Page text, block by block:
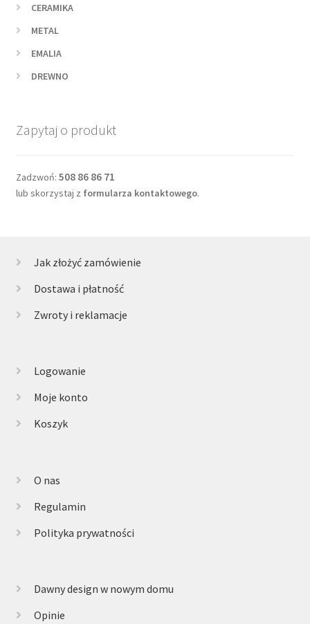
CERAMIKA
METAL
EMALIA
DREWNO
Zapytaj o produkt
Zadzwoń: 508 86 86 71
lub skorzystaj z formularza kontaktowego.
Jak złożyć zamówienie
Dostawa i płatność
Zwroty i reklamacje
Logowanie
Moje konto
Koszyk
O nas
Regulamin
Polityka prywatności
Dawny design w nowym domu
Opinie